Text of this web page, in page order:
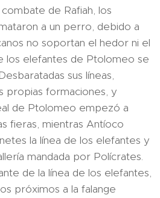
de Rafiah, los
a un perro, debido a
no soportan el hedor ni el
los elefantes de Ptolomeo se
sus líneas,
propias formaciones, y
de Ptolomeo empezó a
fieras, mientras Antíoco
la línea de los elefantes y
mandada por Polícrates.
de la línea de los elefantes,
próximos a la falange